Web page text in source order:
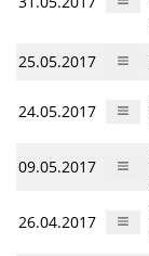
25.05.2017
24.05.2017
09.05.2017
26.04.2017